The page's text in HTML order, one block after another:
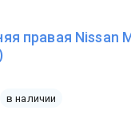
правая Nissan
в наличии